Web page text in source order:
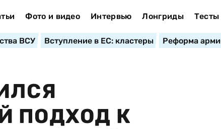
Фото и видео Интервью Лонгриды Тесты
ВСУ Вступление в ЕС: кластеры Реформа
ПОДХОД К